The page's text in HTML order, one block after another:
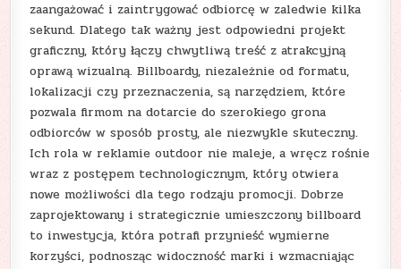
zaangażować i zaintrygować odbiorcę w zaledwie kilka
sekund. Dlatego tak ważny jest odpowiedni projekt
graficzny, który łączy chwytliwą treść z atrakcyjną
oprawą wizualną. Billboardy, niezależnie od formatu,
lokalizacji czy przeznaczenia, są narzędziem, które
pozwala firmom na dotarcie do szerokiego grona
odbiorców w sposób prosty, ale niezwykle skuteczny.
Ich rola w reklamie outdoor nie maleje, a wręcz rośnie
wraz z postępem technologicznym, który otwiera
nowe możliwości dla tego rodzaju promocji. Dobrze
zaprojektowany i strategicznie umieszczony billboard
to inwestycja, która potrafi przynieść wymierne
korzyści, podnosząc widoczność marki i wzmacniając